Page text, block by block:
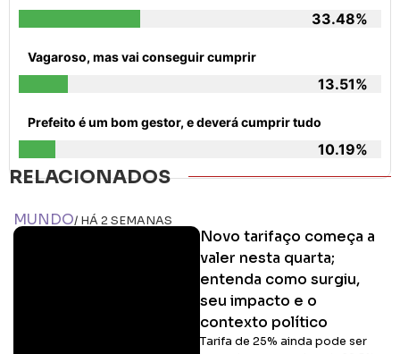
33.48%
Vagaroso, mas vai conseguir cumprir
13.51%
Prefeito é um bom gestor, e deverá cumprir tudo
10.19%
RELACIONADOS
MUNDO/ HÁ 2 SEMANAS
Novo tarifaço começa a
valer nesta quarta;
entenda como surgiu,
seu impacto e o
contexto político
Tarifa de 25% ainda pode ser